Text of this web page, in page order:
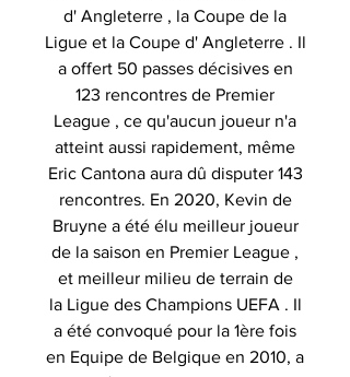
d' Angleterre , la Coupe de la
Ligue et la Coupe d' Angleterre . Il
a offert 50 passes décisives en
123 rencontres de Premier
League , ce qu'aucun joueur n'a
atteint aussi rapidement, même
Eric Cantona aura dû disputer 143
rencontres. En 2020, Kevin de
Bruyne a été élu meilleur joueur
de la saison en Premier League ,
et meilleur milieu de terrain de
la Ligue des Champions UEFA . Il
a été convoqué pour la 1ère fois
en Equipe de Belgique en 2010, a